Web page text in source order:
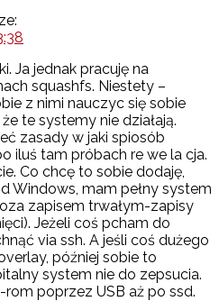
Ja jednak pracuję na
squashfs. Niestety –
z nimi nauczyc się sobie
te systemy nie działają.
zasady w jaki spiosób
iluś tam próbach re we la cja.
Co chcę to sobie dodaję,
Windows, mam pełny system
zapisem trwałym-zapisy
Jeżeli coś pcham do
via ssh. A jeśli coś dużego
później sobie to
system nie do zepsucia.
poprzez USB aż po ssd.